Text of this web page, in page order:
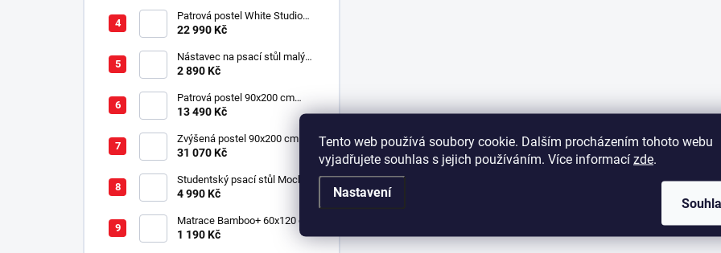
Tento web používá soubory cookie. Dalším procházením tohoto webu
vyjadřujete souhlas s jejich používáním. Více informací zde.
Nastavení
Patrová postel White Studio
pro 3 děti 90x200 cm s
22 990 Kč
Nástavec na psací stůl malý
Mocha
2 890 Kč
Patrová postel 90x200 cm
Mocha
13 490 Kč
Zvýšená postel 90x200 cm se
schody SET Mocha Studio
31 070 Kč
Studentský psací stůl Mocha
4 990 Kč
Matrace Bamboo+ 60x120 cm
1 190 Kč